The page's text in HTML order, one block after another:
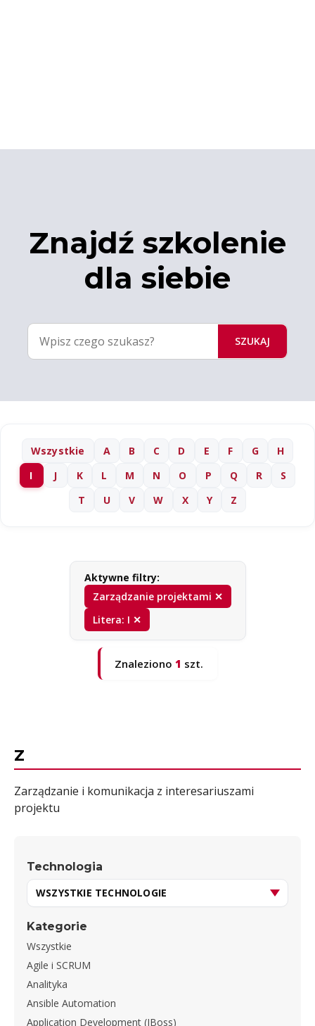
Znajdź szkolenie
dla siebie
SZUKAJ
Wszystkie A B C D E F G
H
I
J K L M N O P Q R
S
T
U V W X Y Z
Aktywne filtry:
Zarządzanie projektami ✕
Litera: I ✕
Znaleziono 1 szt.
Z
Zarządzanie i komunikacja z interesariuszami
projektu
Technologia
Kategorie
Wszystkie
Agile i SCRUM
Analityka
Ansible Automation
Application Development (JBoss)